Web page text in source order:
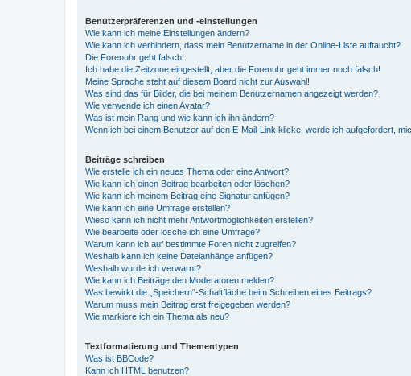
Benutzerpräferenzen und -einstellungen
Wie kann ich meine Einstellungen ändern?
Wie kann ich verhindern, dass mein Benutzername in der Online-Liste auftaucht?
Die Forenuhr geht falsch!
Ich habe die Zeitzone eingestellt, aber die Forenuhr geht immer noch falsch!
Meine Sprache steht auf diesem Board nicht zur Auswahl!
Was sind das für Bilder, die bei meinem Benutzernamen angezeigt werden?
Wie verwende ich einen Avatar?
Was ist mein Rang und wie kann ich ihn ändern?
Wenn ich bei einem Benutzer auf den E-Mail-Link klicke, werde ich aufgefordert,
Beiträge schreiben
Wie erstelle ich ein neues Thema oder eine Antwort?
Wie kann ich einen Beitrag bearbeiten oder löschen?
Wie kann ich meinem Beitrag eine Signatur anfügen?
Wie kann ich eine Umfrage erstellen?
Wieso kann ich nicht mehr Antwortmöglichkeiten erstellen?
Wie bearbeite oder lösche ich eine Umfrage?
Warum kann ich auf bestimmte Foren nicht zugreifen?
Weshalb kann ich keine Dateianhänge anfügen?
Weshalb wurde ich verwarnt?
Wie kann ich Beiträge den Moderatoren melden?
Was bewirkt die „Speichern“-Schaltfläche beim Schreiben eines Beitrags?
Warum muss mein Beitrag erst freigegeben werden?
Wie markiere ich ein Thema als neu?
Textformatierung und Thementypen
Was ist BBCode?
Kann ich HTML benutzen?